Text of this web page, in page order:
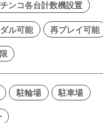
ンコ各台計数機設置
ル可能 再プレイ可能
駐輪場 駐車場